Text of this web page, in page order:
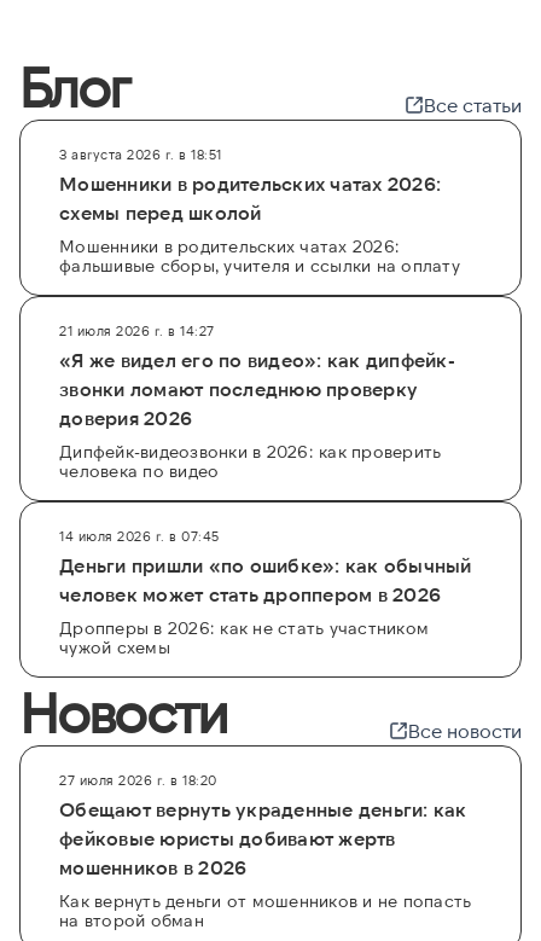
Блог Все статьи
3 августа 2026 г. в 18:51
Мошенники в родительских чатах 2026:
схемы перед школой
Мошенники в родительских чатах 2026:
фальшивые сборы, учителя и ссылки на оплату
21 июля 2026 г. в 14:27
«Я же видел его по видео»: как дипфейк-
звонки ломают последнюю проверку
доверия 2026
Дипфейк-видеозвонки в 2026: как проверить
человека по видео
14 июля 2026 г. в 07:45
Деньги пришли «по ошибке»: как обычный
человек может стать дроппером в 2026
Дропперы в 2026: как не стать участником
чужой схемы
Новости Все новости
27 июля 2026 г. в 18:20
Обещают вернуть украденные деньги: как
фейковые юристы добивают жертв
мошенников в 2026
Как вернуть деньги от мошенников и не попасть
на второй обман